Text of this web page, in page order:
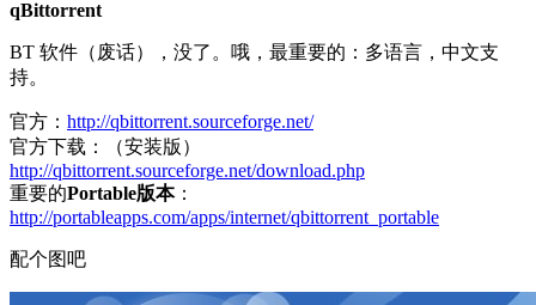
qBittorrent
BT 软件（废话），没了。哦，最重要的：多语言，中文支
持。
官方： http://qbittorrent.sourceforge.net/
官方下载：（安装版）
http://qbittorrent.sourceforge.net/download.php
重要的Portable版本：
http://portableapps.com/apps/internet/qbittorrent_portable
配个图吧